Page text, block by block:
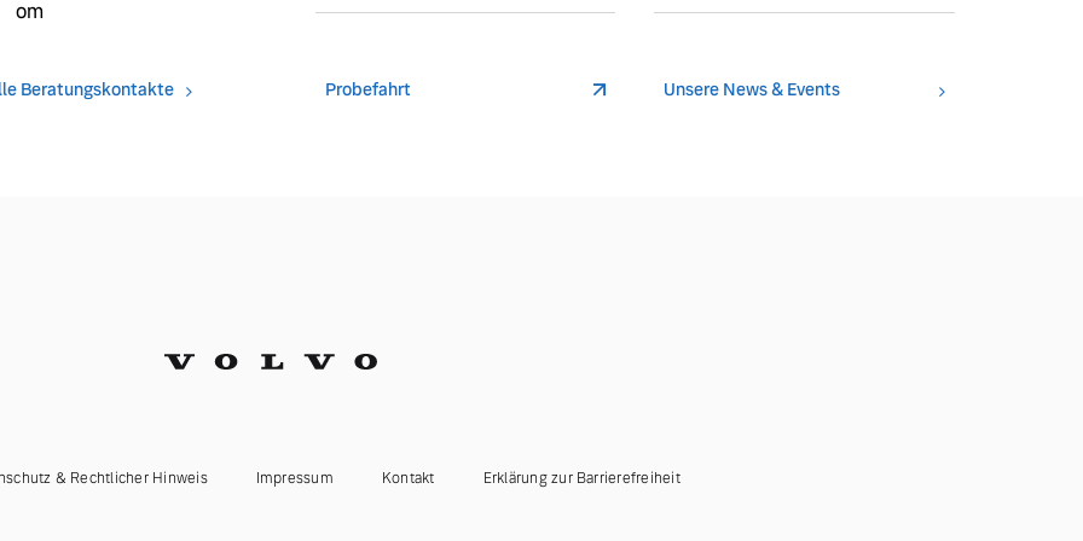
om
Beratungskontakte Probefahrt Unsere News & Events
& Rechtlicher Hinweis Impressum Kontakt Erklärung zur Barrierefreiheit